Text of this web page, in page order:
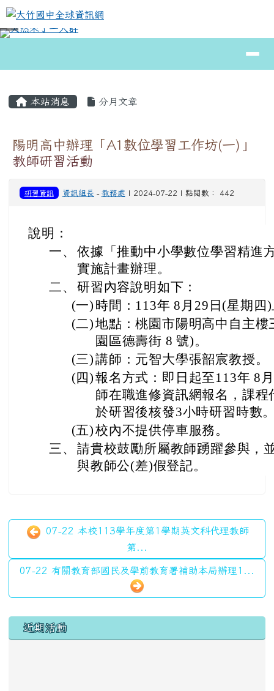
跳至主內容區
大竹國中全球資訊網
⏸
本站消息 分月文章
陽明高中辦理「A1數位學習工作坊(一)」
教師研習活動
研習資訊 資訊組長 - 教務處 | 2024-07-22 | 點閱數： 442
說明：
一、 依據「推動中小學數位學習精進
實施計畫辦理。
二、 研習內容說明如下：
(一) 時間：113年 8月29日(星期四
(二)地點：桃園市陽明高中自主
園區德壽街 8 號)。
(三)講師：元智大學張韶宸教授。
(四)報名方式：即日起至113年 8
師在職進修資訊網報名，課
於研習後核發3小時研習時數
(五)校內不提供停車服務。
三、 請貴校鼓勵所屬教師踴躍參與，
與教師公(差)假登記。
07-22 本校113學年度第1學期英文科代理教師
第...
07-22 有關教育部國民及學前教育署補助本局辦理1...
左邊區域內容
近期活動